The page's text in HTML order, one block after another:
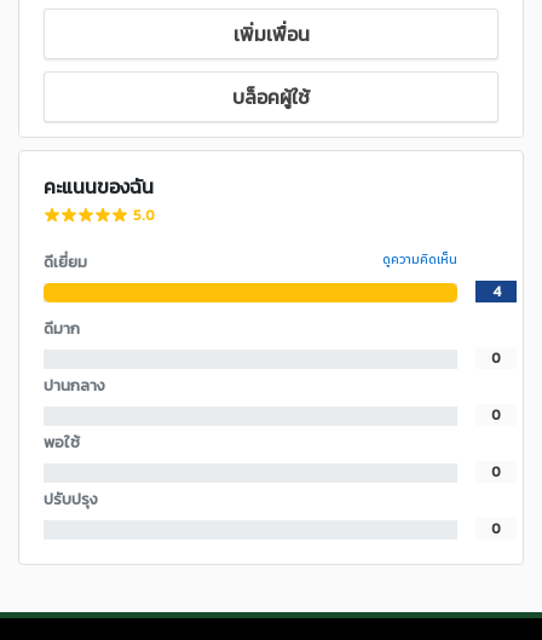
เพิ่มเพื่อน
บล็อคผู้ใช้
คะแนนของฉัน
5.0
ดีเยี่ยม ดูความคิดเห็น
4
ดีมาก
0
ปานกลาง
0
พอใช้
0
ปรับปรุง
0